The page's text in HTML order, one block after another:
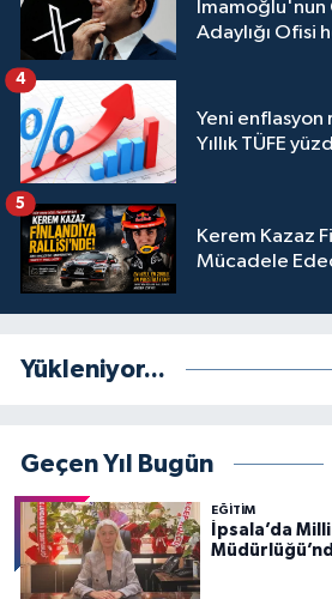
İmamoğlu'nun
Adaylığı Ofisi
Yeni enflasyon
Yıllık TÜFE
4
Kerem Kazaz
Mücadele
5
Yükleniyor...
Geçen Yıl Bugün
EĞİTİM
İpsala’da